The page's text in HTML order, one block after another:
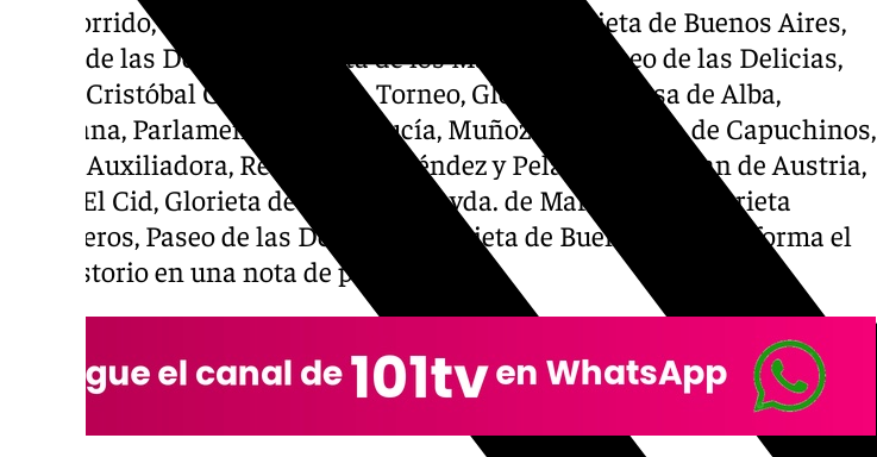
El recorrido, de 8.500 metros, es el siguiente: Glorieta de Buenos Aires,
Paseo de las Delicias, Glorieta de los Marineros, Paseo de las Delicias,
Paseo Cristóbal Colón, Arjona, Torneo, Glorieta Duquesa de Alba,
Resolana, Parlamento de Andalucía, Muñoz León, Ronda de Capuchinos,
María Auxiliadora, Recaredo, Menéndez y Pelayo, Plaza Juan de Austria,
Avda. El Cid, Glorieta de San Diego, Avda. de María Luisa, Glorieta
Marineros, Paseo de las Delicias y Glorieta de Buenos Aires, informa el
Consistorio en una nota de prensa.